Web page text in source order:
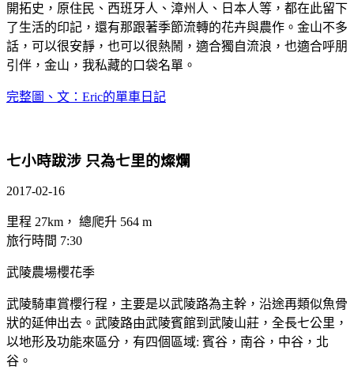
開拓史，原住民、西班牙人、漳州人、日本人等，都在此留下
了生活的印記，還有那跟著季節流轉的花卉與農作。金山不多
話，可以很安靜，也可以很熱鬧，適合獨自流浪，也適合呼朋
引伴，金山，我私藏的口袋名單。
完整圖、文：Eric的單車日記
七小時跋涉 只為七里的燦爛
2017-02-16
里程 27km， 總爬升 564 m
旅行時間 7:30
武陵農場櫻花季
武陵騎車賞櫻行程，主要是以武陵路為主幹，沿途再類似魚骨
狀的延伸出去。武陵路由武陵賓館到武陵山莊，全長七公里，
以地形及功能來區分，有四個區域: 賓谷，南谷，中谷，北
谷。